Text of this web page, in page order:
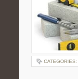
CATEGORIES: